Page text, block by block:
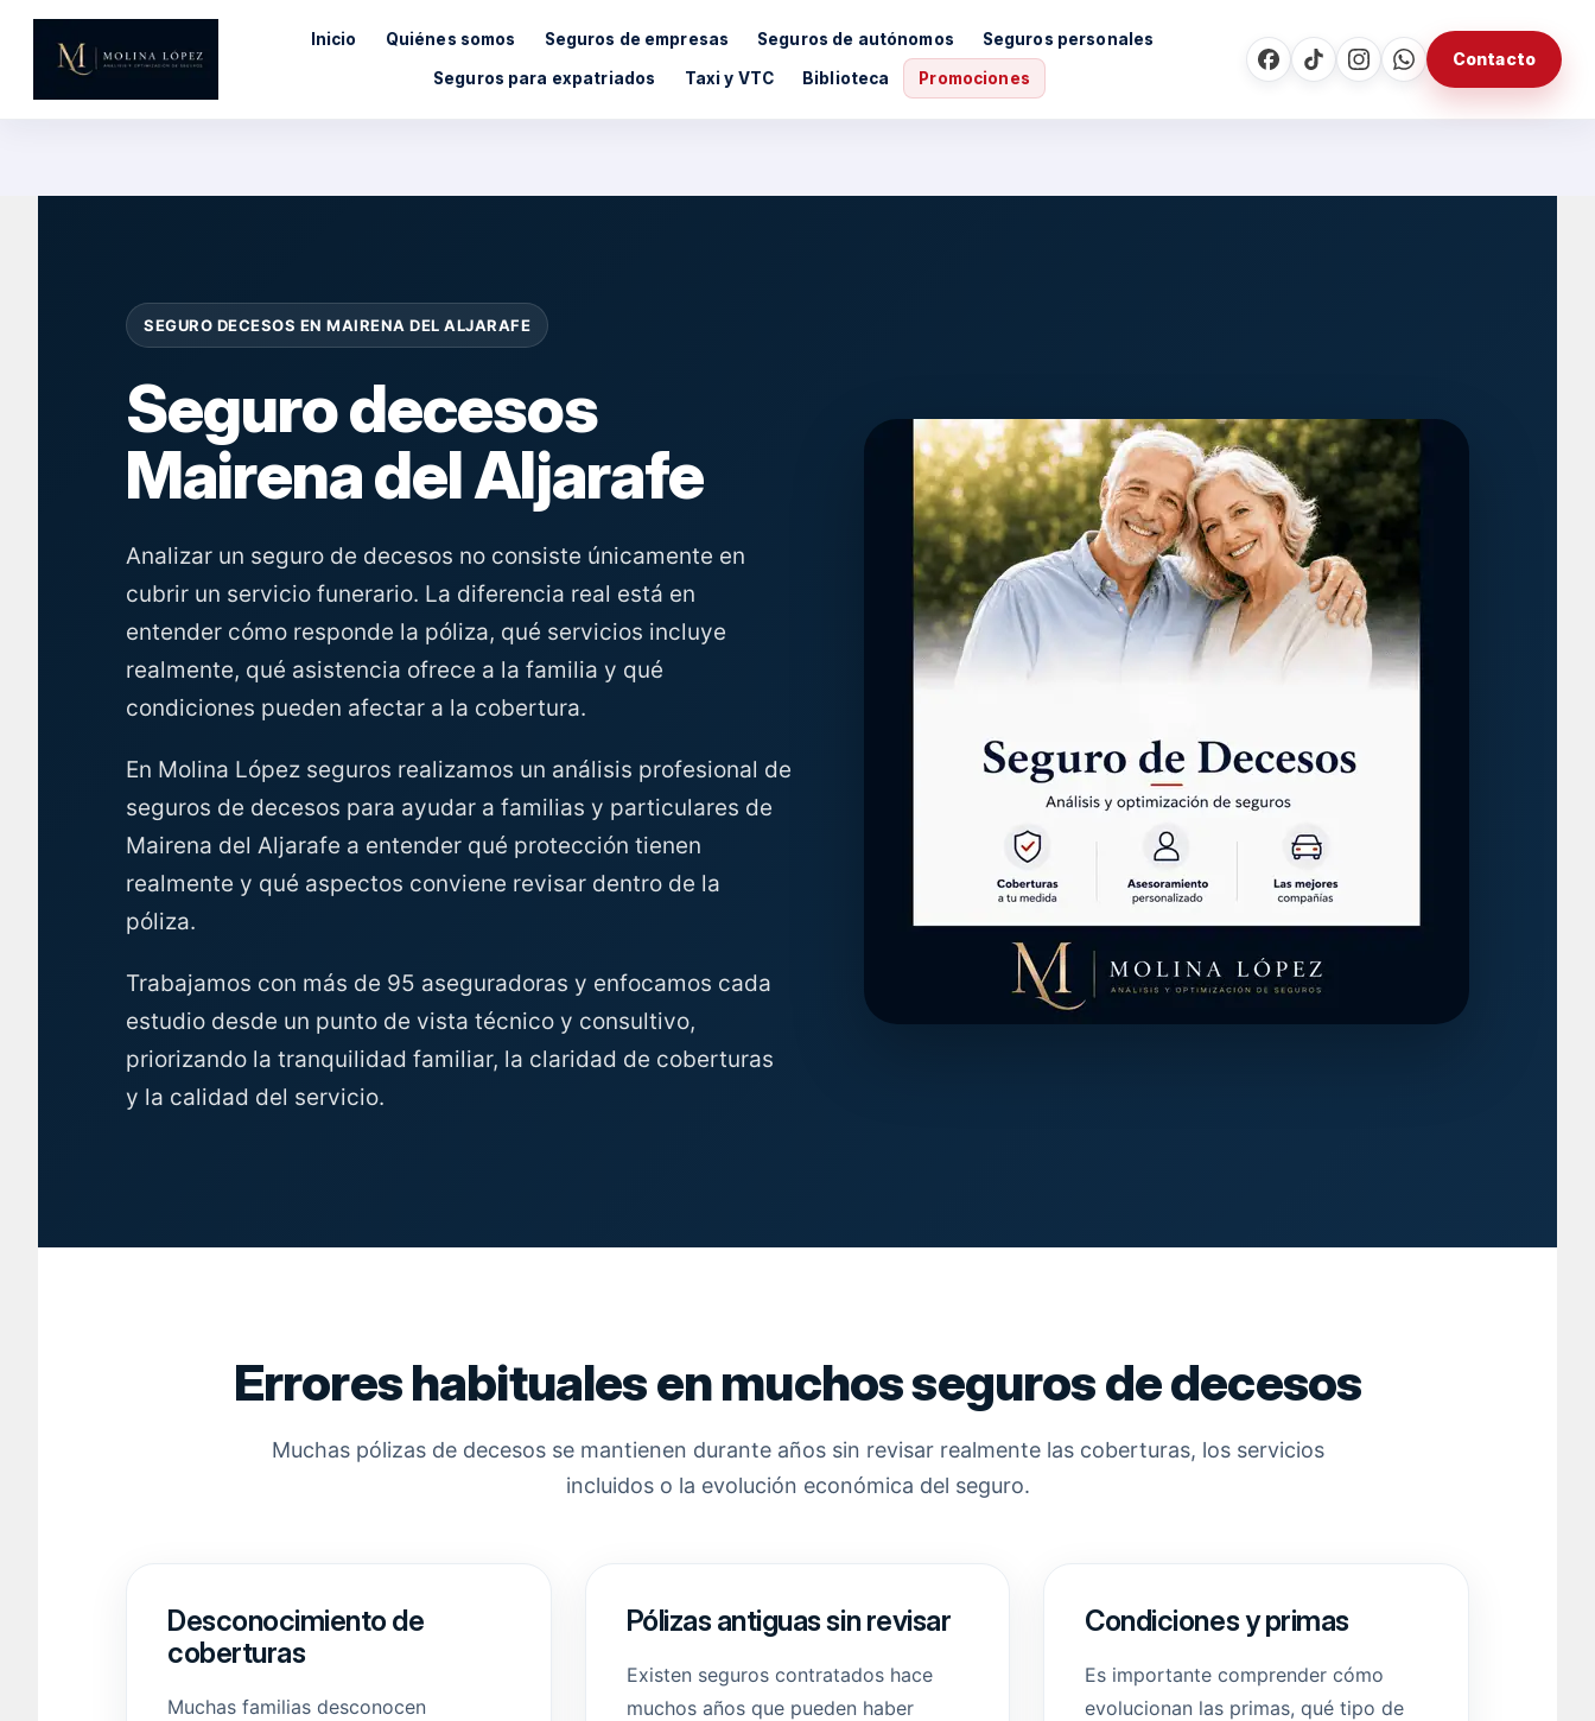
Saltar
contenido
Inicio Quiénes somos Seguros de empresas Seguros de autónomos Seguros personales
Seguros para expatriados Taxi y VTC Biblioteca Promociones
Contacto
SEGURO DECESOS EN MAIRENA DEL ALJARAFE
Seguro decesos
Mairena del Aljarafe
Analizar un seguro de decesos no consiste únicamente en
cubrir un servicio funerario. La diferencia real está en
entender cómo responde la póliza, qué servicios incluye
realmente, qué asistencia ofrece a la familia y qué
condiciones pueden afectar a la cobertura.
En Molina López seguros realizamos un análisis profesional de
seguros de decesos para ayudar a familias y particulares de
Mairena del Aljarafe a entender qué protección tienen
realmente y qué aspectos conviene revisar dentro de la
póliza.
Trabajamos con más de 95 aseguradoras y enfocamos cada
estudio desde un punto de vista técnico y consultivo,
priorizando la tranquilidad familiar, la claridad de coberturas
y la calidad del servicio.
Errores habituales en muchos seguros de decesos
Muchas pólizas de decesos se mantienen durante años sin revisar realmente las coberturas, los servicios
incluidos o la evolución económica del seguro.
Desconocimiento de
coberturas
Muchas familias desconocen
Pólizas antiguas sin revisar
Existen seguros contratados hace
muchos años que pueden haber
Condiciones y primas
Es importante comprender cómo
evolucionan las primas, qué tipo de